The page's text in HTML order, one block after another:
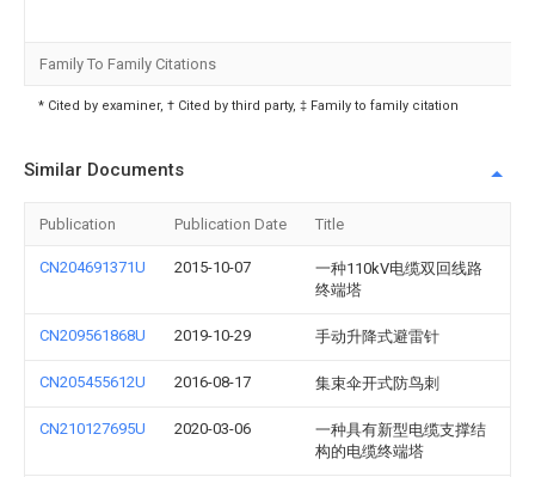
Family To Family Citations
* Cited by examiner, † Cited by third party, ‡ Family to family citation
Similar Documents
Publication Publication Date Title
CN204691371U 2015-10-07
一种110kV电缆双回线路
终端塔
CN209561868U 2019-10-29 手动升降式避雷针
CN205455612U 2016-08-17 集束伞开式防鸟刺
CN210127695U 2020-03-06
一种具有新型电缆支撑结
构的电缆终端塔